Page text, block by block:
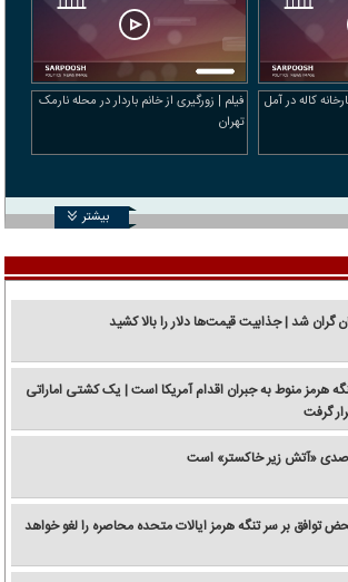
کاله در آمل
فیلم | زورگیری از خانم باردار در محله نارمک
تهران
بیشتر
هرمز منوط به جبران اقدام آمریکا است | یک کشتی اماراتی
گرفت
توافق بر سر تنگه هرمز ایالات متحده محاصره را لغو خواهد